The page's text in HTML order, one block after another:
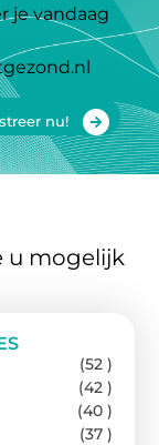
je vandaag
nu!
u mogelijk
(52 )
(42 )
(40 )
(37 )